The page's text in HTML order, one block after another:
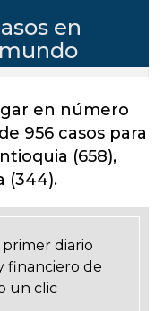
en número
956 casos para
(658),
(344).
diario
financiero de
un clic